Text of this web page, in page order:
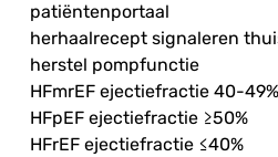
patiëntenportaal
herhaalrecept signaleren
herstel pompfunctie
HFmrEF ejectiefractie 40-49%
HFpEF ejectiefractie ≥50%
HFrEF ejectiefractie ≤40%